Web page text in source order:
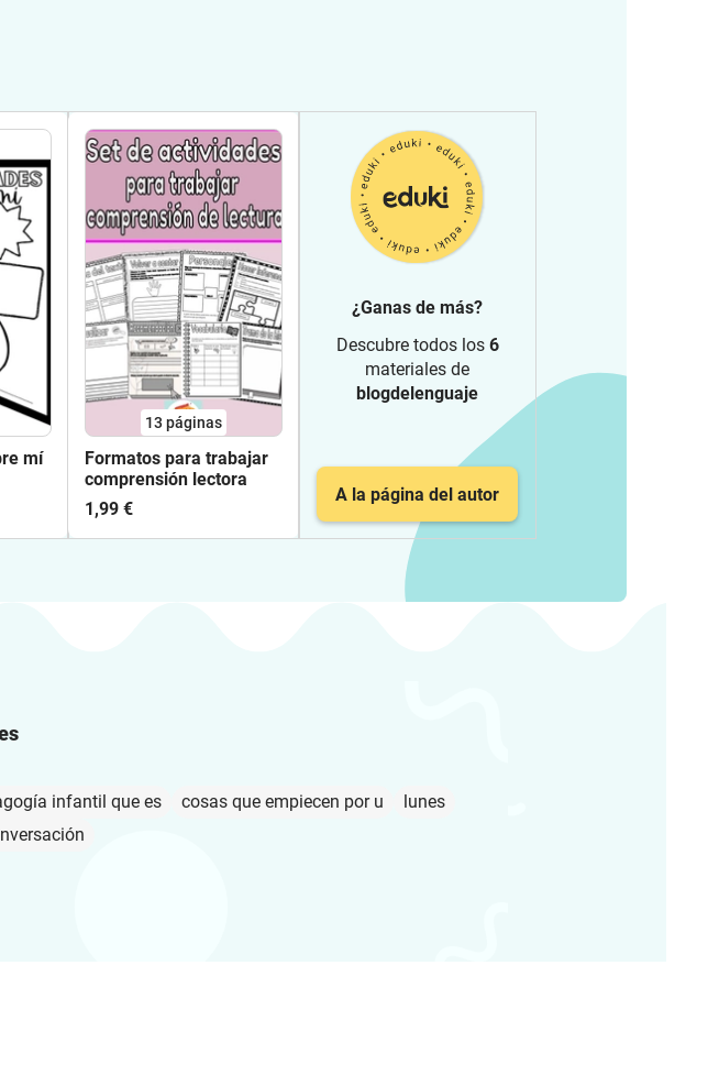
mí
13 páginas
Formatos para trabajar
comprensión lectora
1,99 €
¿Ganas de más?
Descubre todos los 6
materiales de
blogdelenguaje
A la página del autor
infantil que es cosas que empiecen por u
lunes